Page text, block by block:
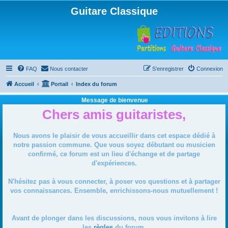
Guitare Classique
FAQ Nous contacter Connexion
S’enregistrer
Accueil Portail Index du forum
Message de bienvenue
Chers amis guitaristes,
Nous avons le plaisir de vous accueillir dans cet espace dédié à
notre passion commune. Que vous soyez débutant ou musicien
confirmé, ce forum est un lieu d'échange et de partage
d'expériences.
N'hésitez pas à vous connecter, à poser vos questions et à partager
vos connaissances. Ensemble, enrichissons-nous mutuellement !
Avant de plonger dans les discussions, nous vous invitons à lire